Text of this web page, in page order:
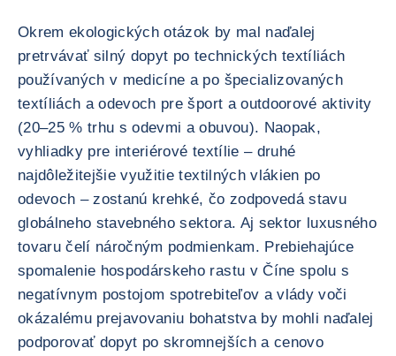
Okrem ekologických otázok by mal naďalej
pretrvávať silný dopyt po technických textíliách
používaných v medicíne a po špecializovaných
textíliách a odevoch pre šport a outdoorové aktivity
(20–25 % trhu s odevmi a obuvou). Naopak,
vyhliadky pre interiérové textílie – druhé
najdôležitejšie využitie textilných vlákien po
odevoch – zostanú krehké, čo zodpovedá stavu
globálneho stavebného sektora. Aj sektor luxusného
tovaru čelí náročným podmienkam. Prebiehajúce
spomalenie hospodárskeho rastu v Číne spolu s
negatívnym postojom spotrebiteľov a vlády voči
okázalému prejavovaniu bohatstva by mohli naďalej
podporovať dopyt po skromnejších a cenovo